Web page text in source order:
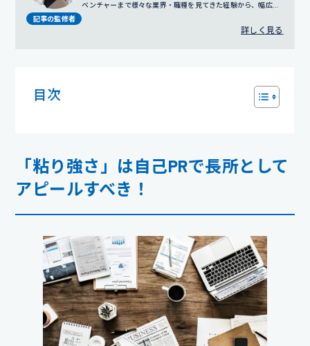
記事の監修者
ベンチャーまで様々な業界・職種を見てきた経験から、幅広い
詳しく見る
目次
「粘り強さ」は自己PRで長所として
アピールすべき！